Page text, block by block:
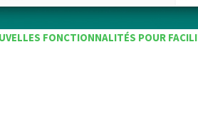
FONCTIONNALITÉS POUR